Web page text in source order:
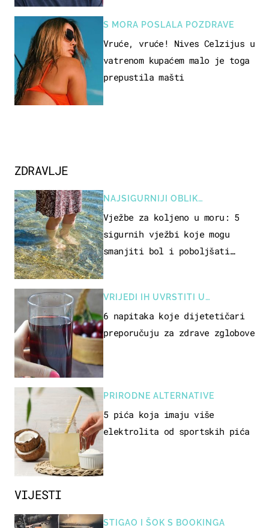
VIJESTI
STIGAO I ŠOK S BOOKINGA
S MORA POSLALA POZDRAVE
Vruće, vruće! Nives Celzijus u
vatrenom kupaćem malo je toga
prepustila mašti
ZDRAVLJE
NAJSIGURNIJI OBLIK
REKREACIJE
Vježbe za koljeno u moru: 5
sigurnih vježbi koje mogu
smanjiti bol i poboljšati
VRIJEDI IH UVRSTITI U
PREHRANU
6 napitaka koje dijetetičari
preporučuju za zdrave zglobove
PRIRODNE ALTERNATIVE
5 pića koja imaju više
elektrolita od sportskih pića